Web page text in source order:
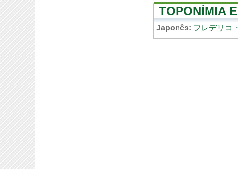
TOPONÍMIA
Japonês: フレデリコ